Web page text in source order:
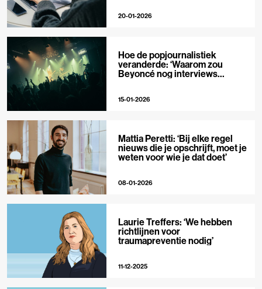
20-01-2026
Hoe de popjournalistiek
veranderde: ‘Waarom zou
Beyoncé nog interviews
15-01-2026
Mattia Peretti: ‘Bij elke regel
nieuws die je opschrijft, moet je
weten voor wie je dat doet’
08-01-2026
Laurie Treffers: ‘We hebben
richtlijnen voor
traumapreventie nodig’
11-12-2025